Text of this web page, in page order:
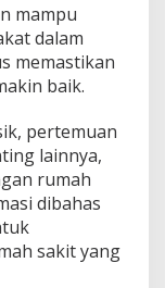
mampu
dalam
memastikan
baik.
pertemuan
lainnya,
rumah
dibahas
sakit yang